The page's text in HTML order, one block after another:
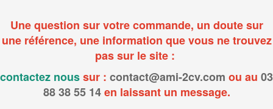
Une question sur votre commande, un doute sur
une référence, une information que vous ne trouvez
pas sur le site :
contactez noussur : contact@ami-2cv.com ou au 03
88 38 55 14en laissant un message.